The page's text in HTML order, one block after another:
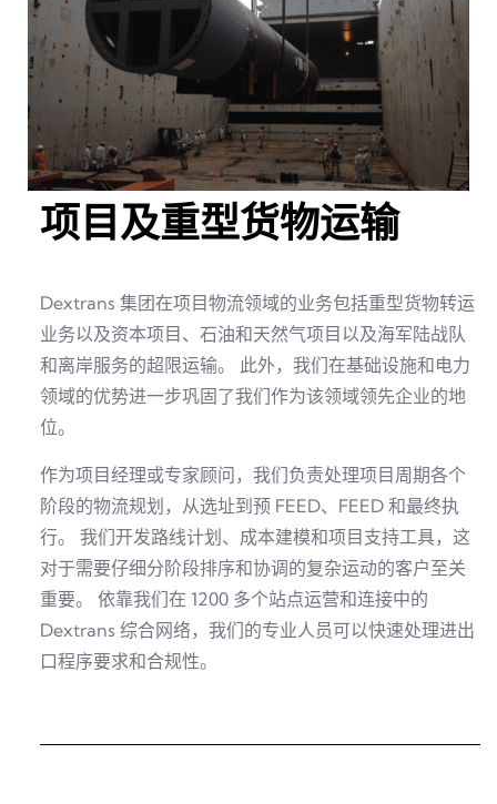
项目及重型货物运输
Dextrans 集团在项目物流领域的业务包括重型货物转运
业务以及资本项目、石油和天然气项目以及海军陆战队
和离岸服务的超限运输。 此外，我们在基础设施和电力
领域的优势进一步巩固了我们作为该领域领先企业的地
位。
作为项目经理或专家顾问，我们负责处理项目周期各个
阶段的物流规划，从选址到预 FEED、FEED 和最终执
行。 我们开发路线计划、成本建模和项目支持工具，这
对于需要仔细分阶段排序和协调的复杂运动的客户至关
重要。 依靠我们在 1200 多个站点运营和连接中的
Dextrans 综合网络，我们的专业人员可以快速处理进出
口程序要求和合规性。